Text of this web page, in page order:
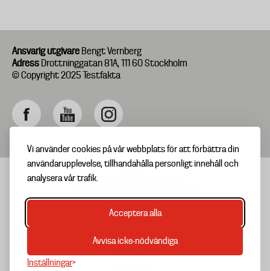
Vi använder cookies på vår webbplats för att förbättra din
användarupplevelse, tillhandahålla personligt innehåll och
analysera vår trafik.
Acceptera alla
Avvisa icke-nödvändiga
Inställningar
Ansvarig utgivare Bengt Vernberg
Adress Drottninggatan 81A, 111 60 Stockholm
© Copyright 2025 Testfakta
Footer
menu
TIPSA OSS
OM TESTFAKTA
NYHETSBREV